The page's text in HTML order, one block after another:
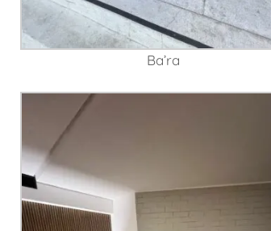
Ba’ra